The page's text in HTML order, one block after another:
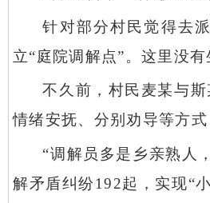
针对部分村民觉得去
立“庭院调解点”。这里没
不久前，村民麦某与
情绪安抚、分别劝导等方
“调解员多是乡亲熟人
解矛盾纠纷192起，实现“